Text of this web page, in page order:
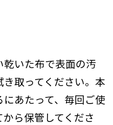
いた布で表面の汚
取ってください。本
あたって、毎回ご使
ら保管してくださ